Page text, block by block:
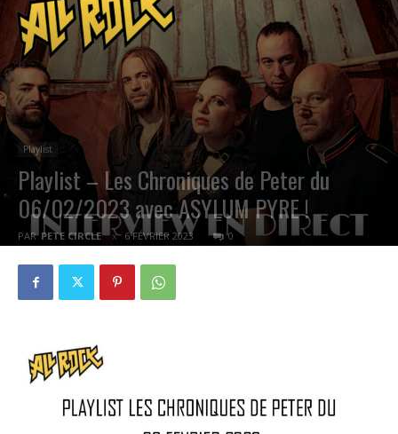
Playlist
Playlist – Les Chroniques de Peter du
06/02/2023 avec ASYLUM PYRE !
PAR PETE CIRCLE 6 FÉVRIER 2023 0